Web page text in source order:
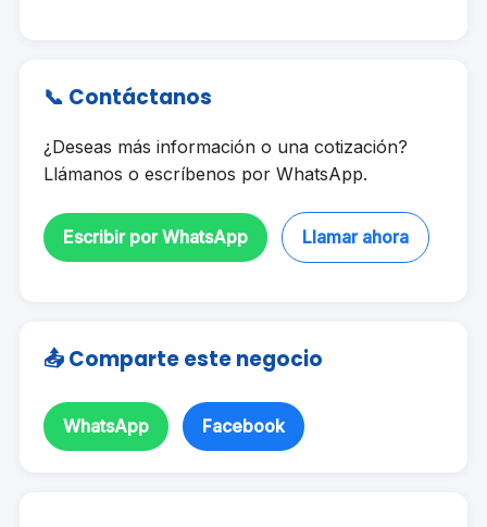
📞 Contáctanos
¿Deseas más información o una cotización?
Llámanos o escríbenos por WhatsApp.
Escribir por WhatsApp Llamar ahora
📤 Comparte este negocio
WhatsApp Facebook